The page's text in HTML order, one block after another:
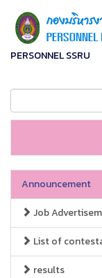
PERSONNEL SSRU
Announcement
Job
List of
results